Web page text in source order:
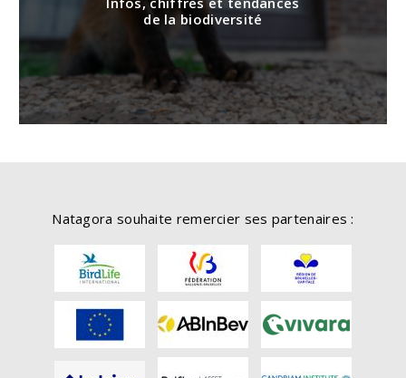
de la biodiversité
Natagora souhaite remercier ses partenaires :